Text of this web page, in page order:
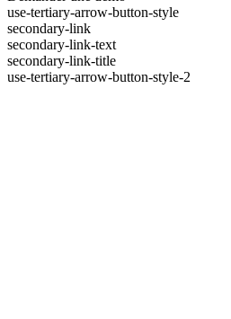
use-tertiary-arrow-button-style
secondary-link
secondary-link-text
secondary-link-title
use-tertiary-arrow-button-style-2